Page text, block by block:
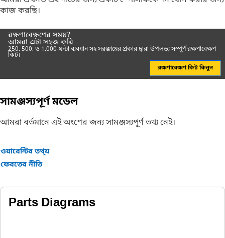
কাজ করছি।
রক্ষণাবেক্ষণের সময়?
আমরা এটা সহজ করি
250, 500, ও 1,000-ঘন্টা ব্যবধান সহ সরঞ্জামের প্রকার দ্বারা উপলভ্য সম্পূর্ণ রক্ষণাবেক্ষণ
কিট।
রক্ষণাবেক্ষণ কিট কিনুন
সামঞ্জস্যপূর্ণ মডেল
আমরা বর্তমানে এই অংশের জন্য সামঞ্জস্যপূর্ণ তথ্য নেই।
ওয়ারেন্টির তথ্য়
ফেরতের নীতি
Parts Diagrams